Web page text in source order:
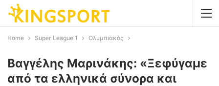
Home Super League 1 Ολυμπιακός
Βαγγέλης Μαρινάκης: «Ξεφύγαμε
από τα ελληνικά σύνορα και